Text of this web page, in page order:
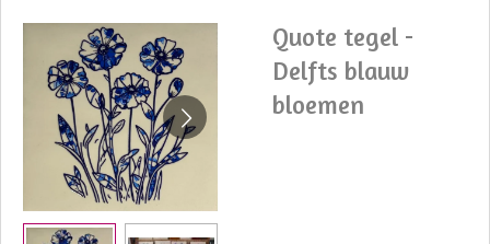
hoofdinhoud
Quote tegel -
Delfts blauw
bloemen